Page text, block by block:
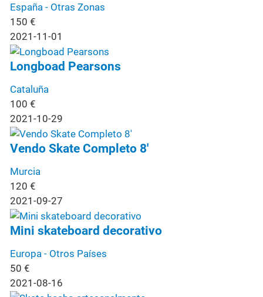
España - Otras Zonas
150 €
2021-11-01
Longboad Pearsons
Cataluña
100 €
2021-10-29
Vendo Skate Completo 8'
Murcia
120 €
2021-09-27
Mini skateboard decorativo
Europa - Otros Países
50 €
2021-08-16